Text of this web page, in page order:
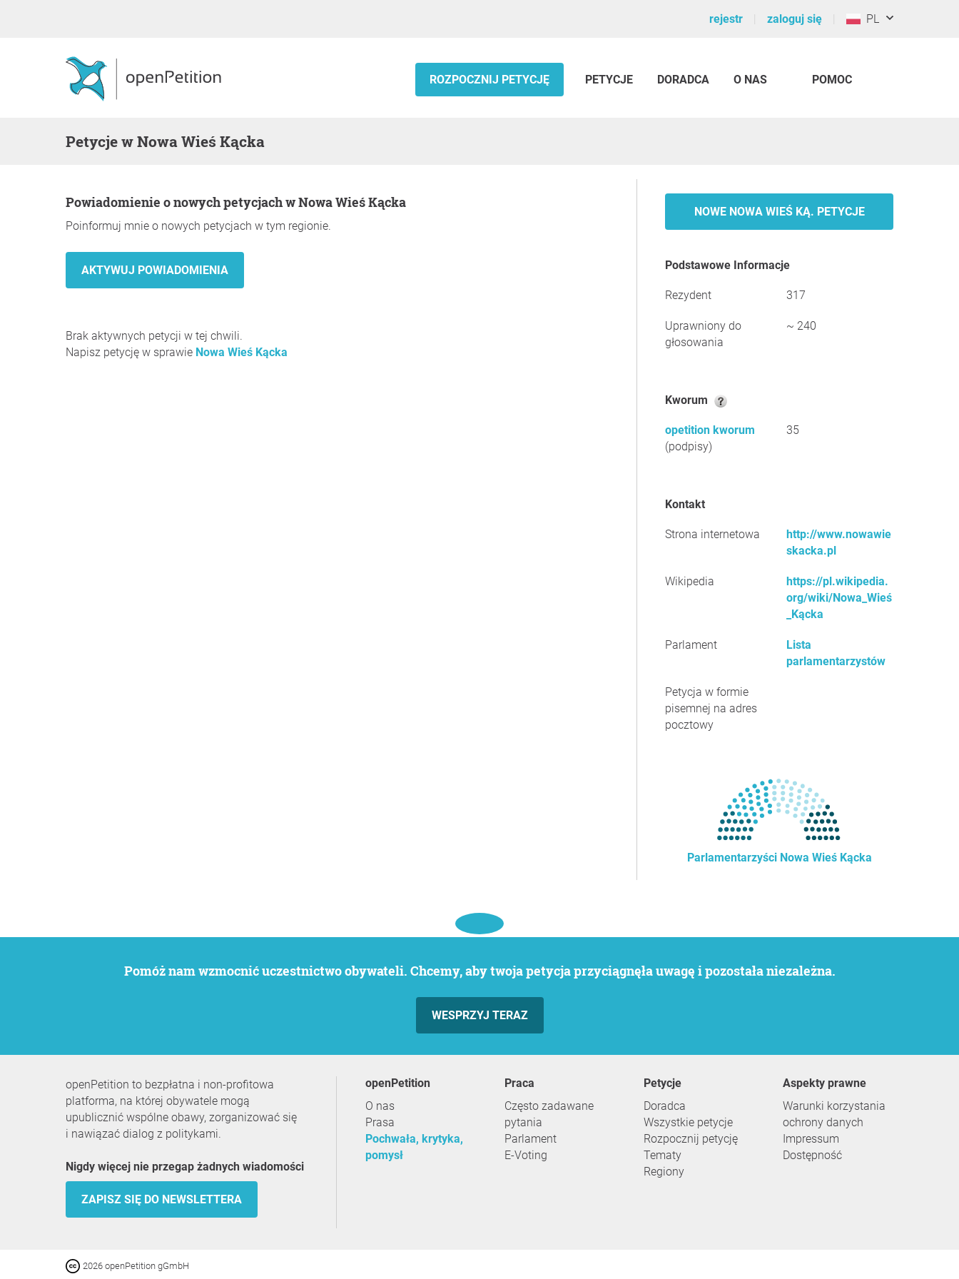
rejestr zaloguj się PL
ROZPOCZNIJ PETYCJĘ PETYCJE DORADCA O NAS POMOC
Petycje w Nowa Wieś Kącka
Powiadomienie o nowych petycjach w Nowa Wieś Kącka
Poinformuj mnie o nowych petycjach w tym regionie.
Brak aktywnych petycji w tej chwili.
Napisz petycję w sprawie Nowa Wieś Kącka
NOWE NOWA WIEŚ KĄ. PETYCJE
Podstawowe Informacje
Rezydent 317
Uprawniony do
głosowania
~ 240
Kworum
opetition kworum
(podpisy)
35
Kontakt
Strona internetowa
http://www.nowawie
skacka.pl
Wikipedia
https://pl.wikipedia.
org/wiki/Nowa_Wieś
_Kącka
Parlament
Lista
parlamentarzystów
Petycja w formie
pisemnej na adres
pocztowy
Parlamentarzyści Nowa Wieś Kącka
Pomóż nam wzmocnić uczestnictwo obywateli. Chcemy, aby twoja petycja przyciągnęła uwagę i pozostała niezależna.
WESPRZYJ TERAZ
openPetition to bezpłatna i non-profitowa
platforma, na której obywatele mogą
upublicznić wspólne obawy, zorganizować się
i nawiązać dialog z politykami.
Nigdy więcej nie przegap żadnych wiadomości
ZAPISZ SIĘ DO NEWSLETTERA
openPetition
O nas
Prasa
Pochwała, krytyka,
pomysł
praca
Często zadawane
pytania
Parlament
E-Voting
Petycje
Doradca
Wszystkie petycje
Rozpocznij petycję
Tematy
Regiony
Aspekty prawne
Warunki korzystania
ochrony danych
Impressum
Dostępność
2026 openPetition gGmbH